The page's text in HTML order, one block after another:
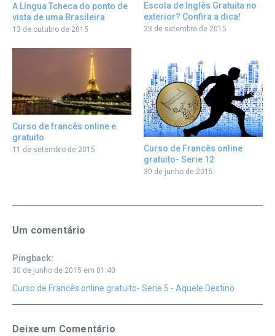
A Língua Tcheca do ponto de
vista de uma Brasileira
13 de outubro de 2015
Escola de Inglês Gratuita no
exterior? Confira a dica!
23 de setembro de 2015
Curso de francês online e
gratuito
11 de setembro de 2015
Curso de Francês online
gratuito- Serie 12
30 de junho de 2015
Um comentário
Pingback:
30 de junho de 2015 em 01:40
Curso de Francês online gratuito- Serie 5 - Aquele Destino
Deixe um Comentário